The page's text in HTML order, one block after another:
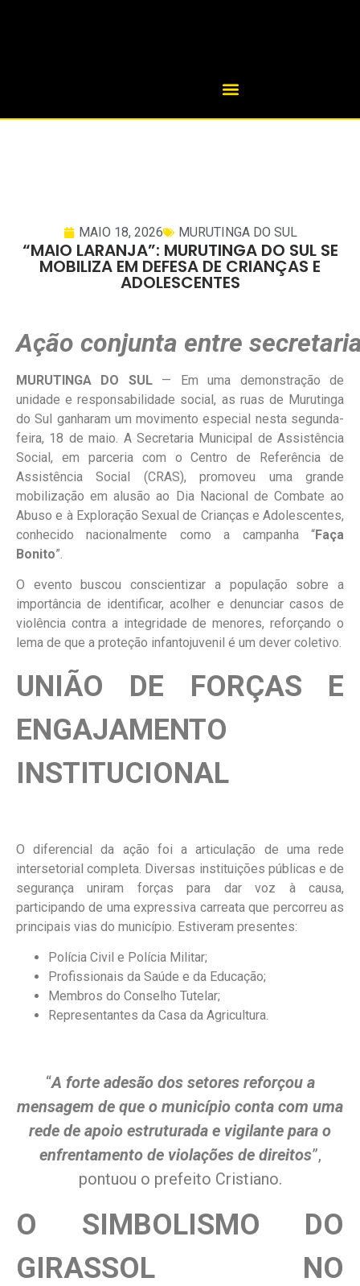
MAIO 18, 2026 MURUTINGA DO SUL
“MAIO LARANJA”: MURUTINGA DO SUL SE
MOBILIZA EM DEFESA DE CRIANÇAS E
ADOLESCENTES
Ação conjunta entre
MURUTINGA DO SUL— Em uma demonstração de
unidade e responsabilidade social, as ruas de Murutinga
do Sul ganharam um movimento especial nesta segunda-
feira, 18 de maio. A Secretaria Municipal de Assistência
Social, em parceria com o Centro de Referência de
Assistência Social (CRAS), promoveu uma grande
mobilização em alusão ao Dia Nacional de Combate ao
Abuso e à Exploração Sexual de Crianças e Adolescentes,
conhecido nacionalmente como a campanha “Faça
Bonito”.
O evento buscou conscientizar a população sobre a
importância de identificar, acolher e denunciar casos de
violência contra a integridade de menores, reforçando o
lema de que a proteção infantojuvenil é um dever coletivo.
UNIÃO DE FORÇAS E
ENGAJAMENTO
INSTITUCIONAL
O diferencial da ação foi a articulação de uma rede
intersetorial completa. Diversas instituições públicas e de
segurança uniram forças para dar voz à causa,
participando de uma expressiva carreata que percorreu as
principais vias do município. Estiveram presentes:
Polícia Civil e Polícia Militar;
Profissionais da Saúde e da Educação;
Membros do Conselho Tutelar;
Representantes da Casa da Agricultura.
“A forte adesão dos setores reforçou a
mensagem de que o município conta com uma
rede de apoio estruturada e vigilante para o
enfrentamento de violações de direitos”,
pontuou o prefeito Cristiano.
O SIMBOLISMO DO
GIRASSOL NO